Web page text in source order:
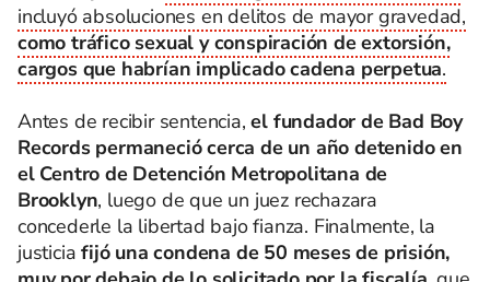
incluyó absoluciones en delitos de mayor gravedad,
como tráfico sexual y conspiración de extorsión,
cargos que habrían implicado cadena perpetua.
Antes de recibir sentencia, el fundador de Bad Boy
Records permaneció cerca de un año detenido en
el Centro de Detención Metropolitana de
Brooklyn, luego de que un juez rechazara
concederle la libertad bajo fianza. Finalmente, la
justicia fijó una condena de 50 meses de prisión,